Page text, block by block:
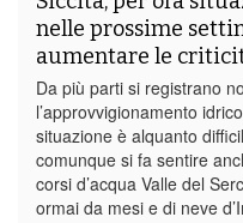
nelle prossime
aumentare le
Da più parti si registrano
l’approvvigionamento
situazione è alquanto
comunque si fa sentire
corsi d’acqua Valle del
ormai da mesi e di neve